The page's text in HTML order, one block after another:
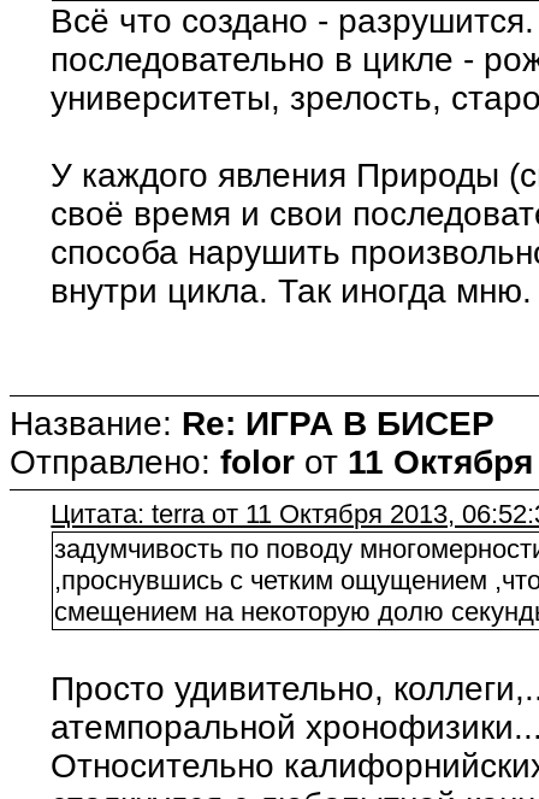
Всё что создано -
последовательно в цикле -
университеты, зрелость,
У каждого явления Природы
своё время и свои
способа нарушить
внутри цикла. Так иногда
Название: Re: ИГРА В БИСЕР
Отправлено: folor от 11
Цитата: terra от 11 Октября 2013,
задумчивость по поводу
,проснувшись с четким ощущением
смещением на некоторую долю
Просто удивительно,
атемпоральной
Относительно